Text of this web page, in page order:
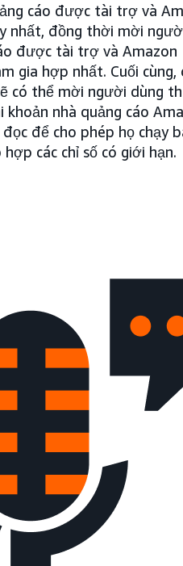
cáo được tài trợ và
nhất, đồng thời mời
được tài trợ và Amazon
gia hợp nhất. Cuối
có thể mời người dùng
nhà quảng cáo
để cho phép họ chạy
các chỉ số có giới hạn.